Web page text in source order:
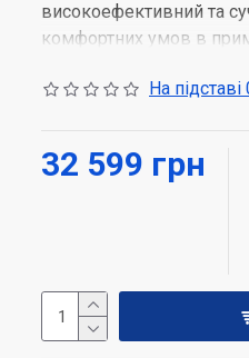
високоефективний та
комфортних умов в
гарантує оптимальне
На підставі
32 599 грн